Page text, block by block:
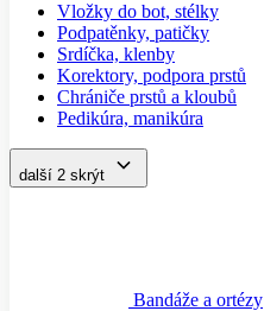
Vložky do bot, stélky
Podpatěnky, patičky
Srdíčka, klenby
Korektory, podpora prstů
Chrániče prstů a kloubů
Pedikúra, manikúra
další 2 skrýt
Bandáže a ortézy